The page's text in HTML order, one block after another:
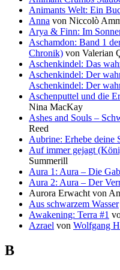
Animants Welt: Ein
Anna von Niccolò
Arya & Finn: Im
Aschamdon: Band 1
Chronik) von Valerian
Aschenkindel: Das
Aschenkindel: Der
Aschenkindel: Der
Aschenputtel und die
Nina MacKay
Ashes and Souls –
Reed
Aubrine: Erhebe deine
Auf immer gejagt
Summerill
Aura 1: Aura – Die
Aura 2: Aura – Der
Aurora Erwacht von
Aus schwarzem Wasser
Awakening: Terra #1
Azrael von Wolfgang
B